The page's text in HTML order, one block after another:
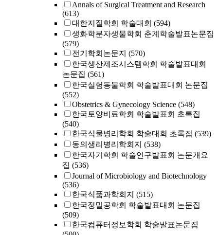
Annals of Surgical Treatment and Research
(613)
대한지질학회 학술대회 (594)
생화학분자생물학회 춘계학술발표논문집
(579)
전기학회논문지 (570)
한국생산제조시스템학회 학술발표대회
논문집 (561)
한국실험동물학회 학술발표대회 논문집
(552)
Obstetrics & Gynecology Science (548)
한국토양비료학회 학술발표회 초록집
(540)
한국식물병리학회 학술대회 초록집 (539)
동의생리병리학회지 (538)
한국자기학회 학술연구발표회 논문개요
집 (536)
Journal of Microbiology and Biotechnology
(536)
한국식품과학회지 (515)
한국정밀공학회 학술발표대회 논문집
(509)
한국컴퓨터정보학회 학술발표논문집